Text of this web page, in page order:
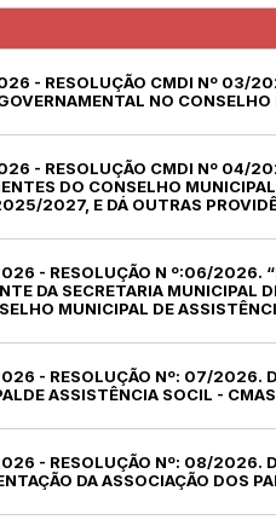
- RESOLUÇÃO CMDI Nº 03/
NO
- RESOLUÇÃO CMDI Nº 04/
DO CONSELHO
2027, E DÁ OUTRAS
- RESOLUÇÃO N º:06/2026.
DA SECRETARIA MUNICIPAL
MUNICIPAL DE
- RESOLUÇÃO Nº: 07/2026.
ASSISTÊNCIA SOCIL -
- RESOLUÇÃO Nº: 08/2026.
DA ASSOCIAÇÃO DOS